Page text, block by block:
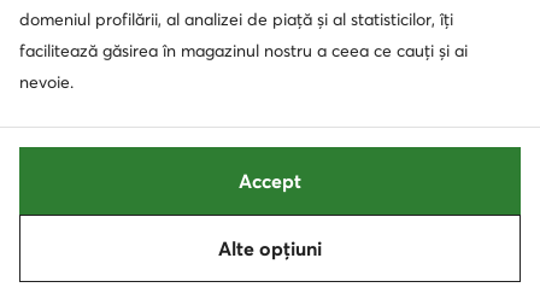
domeniul profilării, al analizei de piață și al statisticilor, îți
facilitează găsirea în magazinul nostru a ceea ce cauți și ai
nevoie.
Alte opțiuni
Accept